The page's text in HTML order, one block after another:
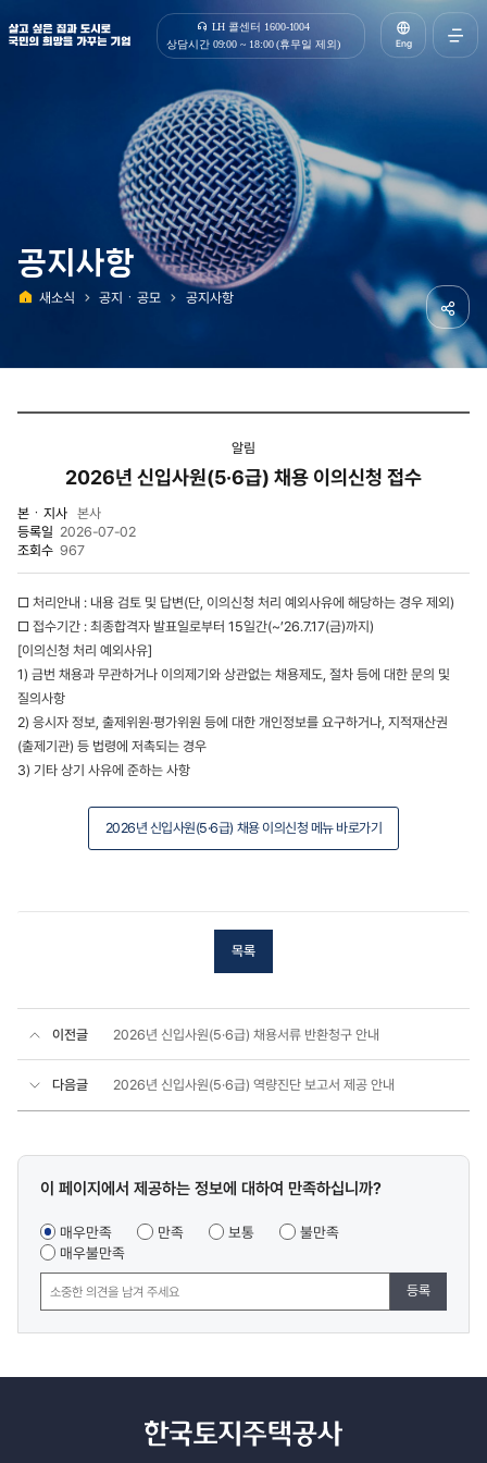
살고 싶은 집과 도시로 국민의 희망을 가꾸는 기업 | 한국토지주택공사
LH 콜센터 1600-1004
상담시간 09:00 ~ 18:00 (휴무일 제외)
Eng
열기
공지사항
새소식 공지ㆍ공모 공지사항
공유
알림
2026년 신입사원(5·6급) 채용 이의신청 접수
본ㆍ지사 본사
등록일 2026-07-02
조회수 967
□ 처리안내 : 내용 검토 및 답변(단, 이의신청 처리 예외사유에 해당하는 경우 제외)
□ 접수기간 : 최종합격자 발표일로부터 15일간(~’26.7.17(금)까지)
[이의신청 처리 예외사유]
1) 금번 채용과 무관하거나 이의제기와 상관없는 채용제도, 절차 등에 대한 문의 및
질의사항
2) 응시자 정보, 출제위원·평가위원 등에 대한 개인정보를 요구하거나, 지적재산권
(출제기관) 등 법령에 저촉되는 경우
3) 기타 상기 사유에 준하는 사항
2026년 신입사원(5·6급) 채용 이의신청 메뉴 바로가기
목록
이전글 2026년 신입사원(5·6급) 채용서류 반환청구 안내
다음글 2026년 신입사원(5·6급) 역량진단 보고서 제공 안내
콘텐츠
조사
이 페이지에서 제공하는 정보에 대하여 만족하십니까?
매우만족 만족 보통
불만족
매우불만족
등록